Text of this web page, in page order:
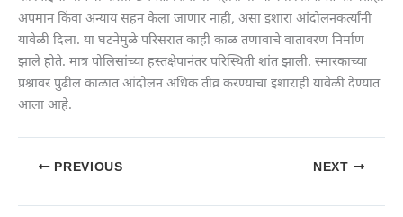
अपमान किंवा अन्याय सहन केला जाणार नाही, असा इशारा आंदोलनकर्त्यांनी
यावेळी दिला. या घटनेमुळे परिसरात काही काळ तणावाचे वातावरण निर्माण
झाले होते. मात्र पोलिसांच्या हस्तक्षेपानंतर परिस्थिती शांत झाली. स्मारकाच्या
प्रश्नावर पुढील काळात आंदोलन अधिक तीव्र करण्याचा इशाराही यावेळी देण्यात
आला आहे.
PREVIOUS NEXT